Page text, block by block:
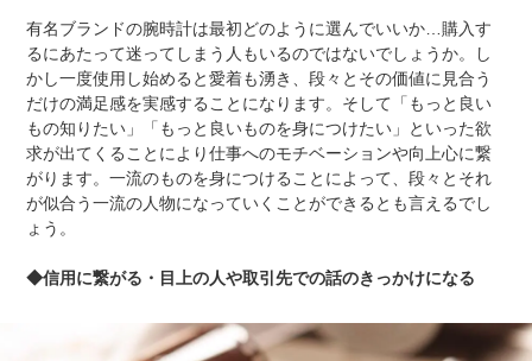
有名ブランドの腕時計は最初どのように選んでいいか…購入す
るにあたって迷ってしまう人もいるのではないでしょうか。し
かし一度使用し始めると愛着も湧き、段々とその価値に見合う
だけの満足感を実感することになります。そして「もっと良い
もの知りたい」「もっと良いものを身につけたい」といった欲
求が出てくることにより仕事へのモチベーションや向上心に繋
がります。一流のものを身につけることによって、段々とそれ
が似合う一流の人物になっていくことができるとも言えるでし
ょう。
◆信用に繋がる・目上の人や取引先での話のきっかけになる